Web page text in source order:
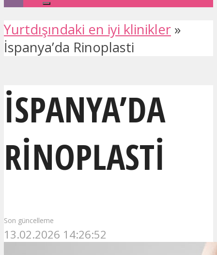
Yurtdışındaki en iyi klinikler »
İspanya’da Rinoplasti
İSPANYA’DA
RINOPLASTI
Son güncelleme
13.02.2026 14:26:52